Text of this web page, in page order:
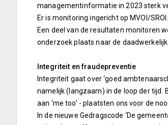
managementinformatie in 2023 sterk
Er is monitoring ingericht op MVOI/
Een deel van de resultaten monitoren
onderzoek plaats naar de
Integriteit en fraudepreventie
Integriteit gaat over ‘goed
namelijk (langzaam) in de loop der tijd.
aan ‘me too’ - plaatsten ons voor de
In de nieuwe Gedragscode ‘De